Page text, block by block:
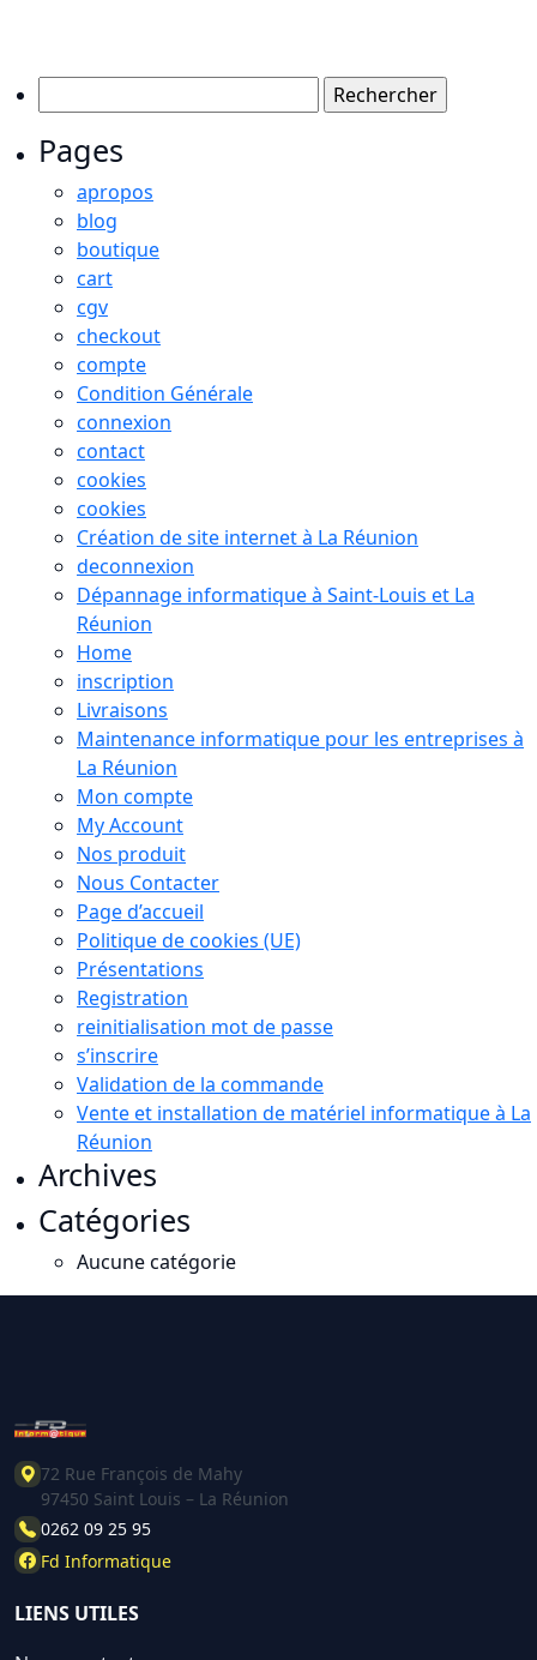
Pages
apropos
blog
boutique
cart
cgv
checkout
compte
Condition Générale
connexion
contact
cookies
cookies
Création de site internet à La Réunion
deconnexion
Dépannage informatique à Saint-Louis et La
Réunion
Home
inscription
Livraisons
Maintenance informatique pour les entreprises à
La Réunion
Mon compte
My Account
Nos produit
Nous Contacter
Page d’accueil
Politique de cookies (UE)
Présentations
Registration
reinitialisation mot de passe
s’inscrire
Validation de la commande
Vente et installation de matériel informatique à La
Réunion
Archives
Catégories
Aucune catégorie
72 Rue François de Mahy
97450 Saint Louis – La Réunion
0262 09 25 95
Fd Informatique
LIENS UTILES